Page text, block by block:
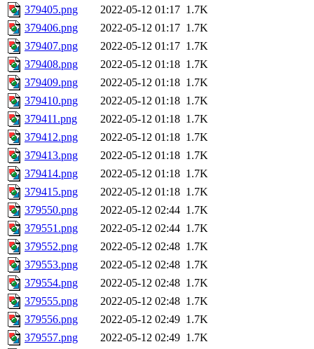
379405.png
2022-05-12 01:17 1.7K
379406.png
2022-05-12 01:17 1.7K
379407.png
2022-05-12 01:17 1.7K
379408.png
2022-05-12 01:18 1.7K
379409.png
2022-05-12 01:18 1.7K
379410.png
2022-05-12 01:18 1.7K
379411.png
2022-05-12 01:18 1.7K
379412.png
2022-05-12 01:18 1.7K
379413.png
2022-05-12 01:18 1.7K
379414.png
2022-05-12 01:18 1.7K
379415.png
2022-05-12 01:18 1.7K
379550.png
2022-05-12 02:44 1.7K
379551.png
2022-05-12 02:44 1.7K
379552.png
2022-05-12 02:48 1.7K
379553.png
2022-05-12 02:48 1.7K
379554.png
2022-05-12 02:48 1.7K
379555.png
2022-05-12 02:48 1.7K
379556.png
2022-05-12 02:49 1.7K
379557.png
2022-05-12 02:49 1.7K